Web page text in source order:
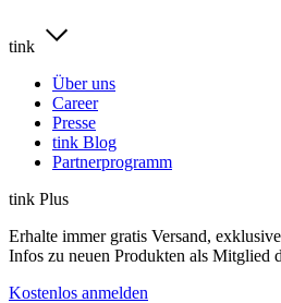
tink
Über uns
Career
Presse
tink Blog
Partnerprogramm
tink Plus
Erhalte immer gratis Versand,
Infos zu neuen Produkten als Mitglied
Kostenlos anmelden